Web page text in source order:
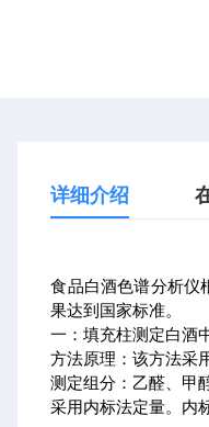
详细介绍
食品白酒色谱分析仪
果达到国家标准。
一：填充柱测定白酒
方法原理：该方法采
测定组分：乙醛、甲
采用内标法定量。内